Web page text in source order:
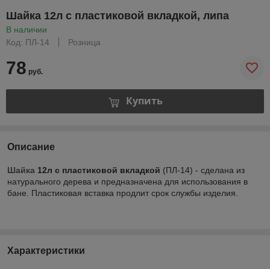
Шайка 12л с пластиковой вкладкой, липа
В наличии
Код: ПЛ-14
Розница
78 руб.
Купить
Описание
Шайка 12л с пластиковой вкладкой (ПЛ-14) - сделана из
натурального дерева и предназначена для использования в
бане. Пластиковая вставка продлит срок службы изделия.
Характеристики